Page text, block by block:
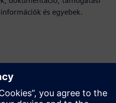
és egyebek.
hatékony, átfogó IC-